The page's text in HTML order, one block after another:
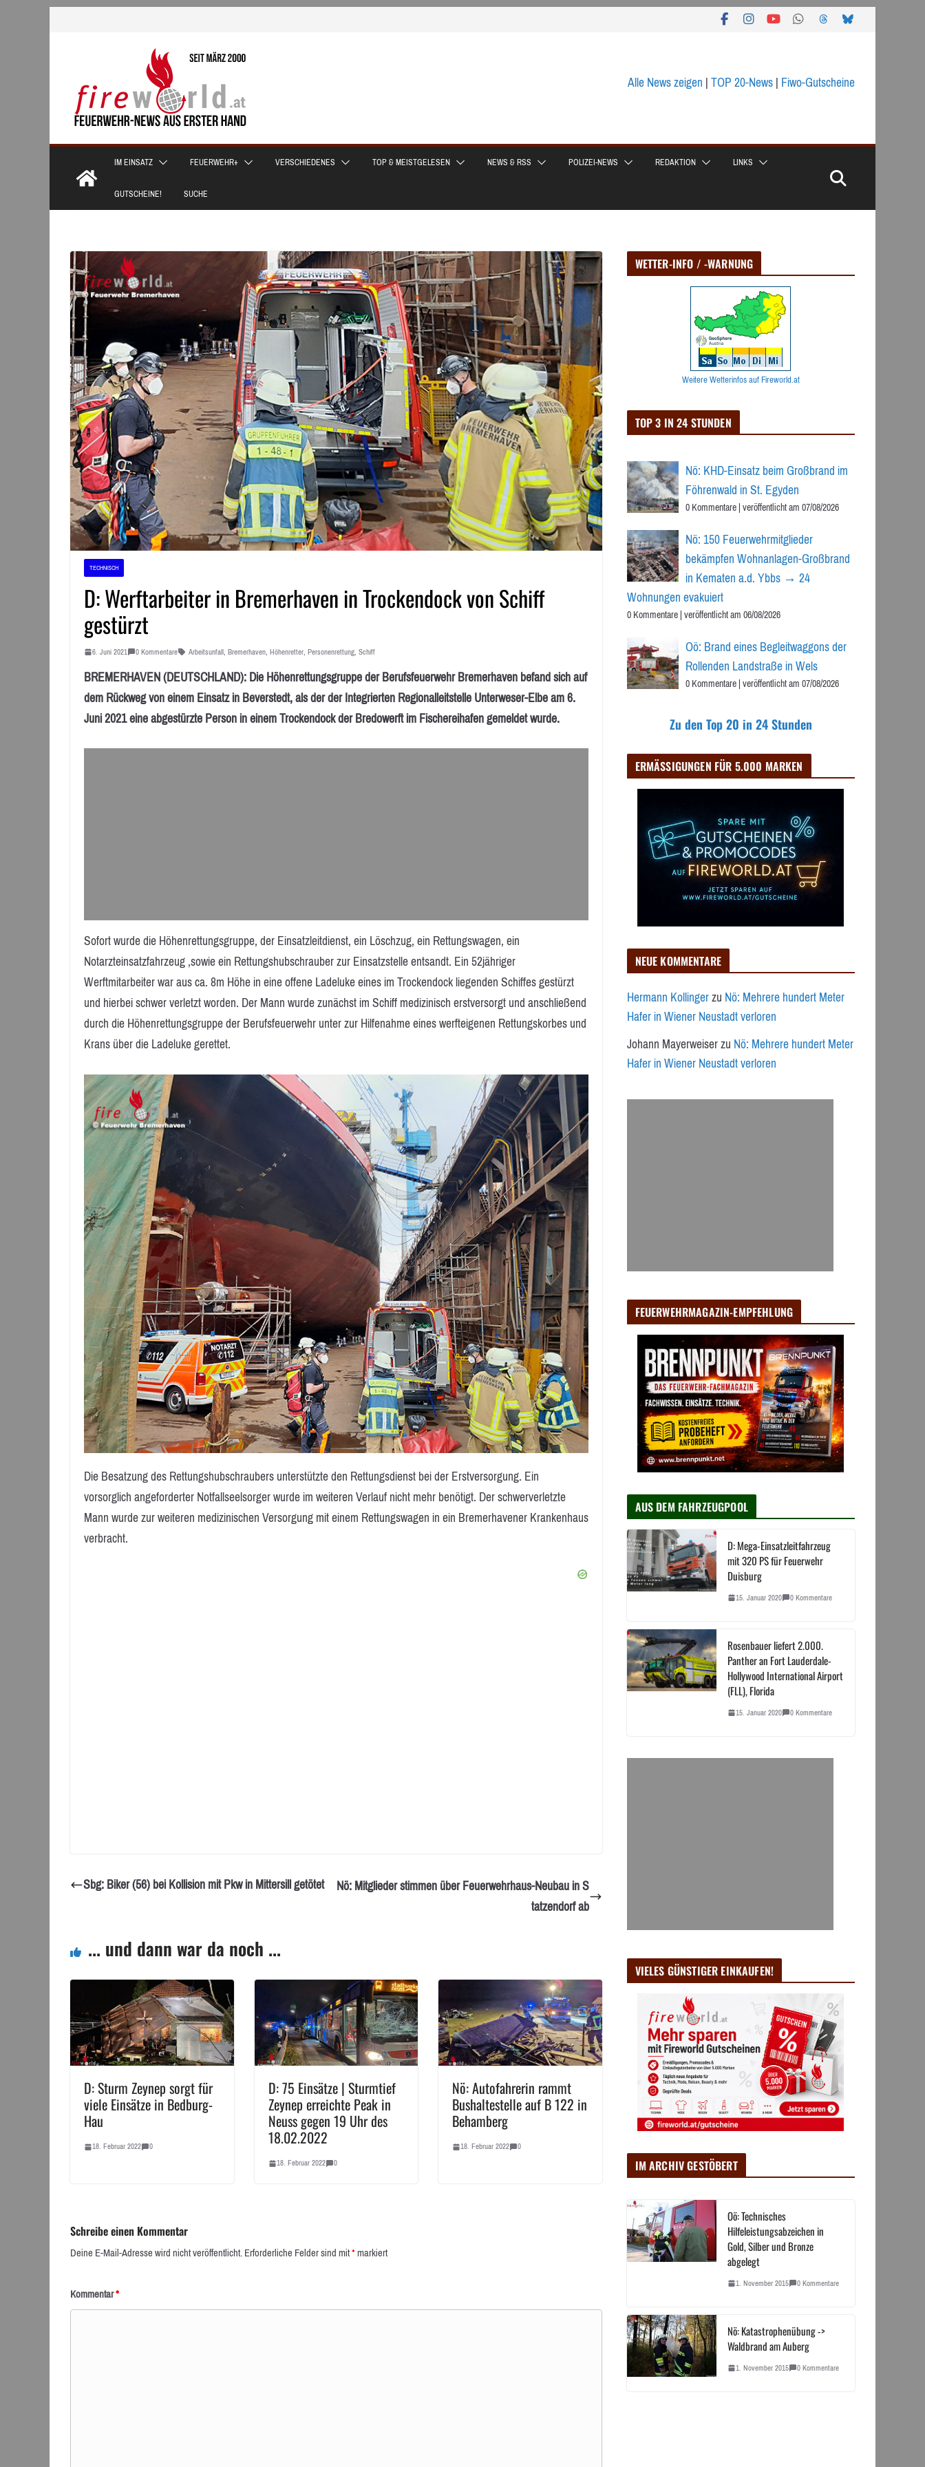
Alle News zeigen|TOP 20-News|Fiwo-Gutscheine
IM EINSATZ FEUERWEHR+ VERSCHIEDENES TOP & MEISTGELESEN NEWS & RSS POLIZEI-NEWS REDAKTION LINKS
GUTSCHEINE! SUCHE
TECHNISCH
D: Werftarbeiter in Bremerhaven in Trockendock von Schiff
gestürzt
6. Juni 2021 0 Kommentare Arbeitsunfall, Bremerhaven, Höhenretter, Personenrettung, Schiff
BREMERHAVEN (DEUTSCHLAND): Die Höhenrettungsgruppe der Berufsfeuerwehr Bremerhaven befand sich auf
dem Rückweg von einem Einsatz in Beverstedt, als der der Integrierten Regionalleitstelle Unterweser-Elbe am 6.
Juni 2021 eine abgestürzte Person in einem Trockendock der Bredowerft im Fischereihafen gemeldet wurde.
Sofort wurde die Höhenrettungsgruppe, der Einsatzleitdienst, ein Löschzug, ein Rettungswagen, ein
Notarzteinsatzfahrzeug ,sowie ein Rettungshubschrauber zur Einsatzstelle entsandt. Ein 52jähriger
Werftmitarbeiter war aus ca. 8m Höhe in eine offene Ladeluke eines im Trockendock liegenden Schiffes gestürzt
und hierbei schwer verletzt worden. Der Mann wurde zunächst im Schiff medizinisch erstversorgt und anschließend
durch die Höhenrettungsgruppe der Berufsfeuerwehr unter zur Hilfenahme eines werfteigenen Rettungskorbes und
Krans über die Ladeluke gerettet.
Die Besatzung des Rettungshubschraubers unterstützte den Rettungsdienst bei der Erstversorgung. Ein
vorsorglich angeforderter Notfallseelsorger wurde im weiteren Verlauf nicht mehr benötigt. Der schwerverletzte
Mann wurde zur weiteren medizinischen Versorgung mit einem Rettungswagen in ein Bremerhavener Krankenhaus
verbracht.
Sbg: Biker (56) bei Kollision mit Pkw in Mittersill getötet Nö: Mitglieder stimmen über Feuerwehrhaus-Neubau in S
tatzendorf ab
... und dann war da noch ...
D: Sturm Zeynep sorgt für
viele Einsätze in Bedburg-
Hau
18. Februar 2022 0
D: 75 Einsätze | Sturmtief
Zeynep erreichte Peak in
Neuss gegen 19 Uhr des
18.02.2022
18. Februar 2022 0
Nö: Autofahrerin rammt
Bushaltestelle auf B 122 in
Behamberg
18. Februar 2022 0
Schreibe einen Kommentar
Deine E-Mail-Adresse wird nicht veröffentlicht.Erforderliche Felder sind mit*markiert
Kommentar*
WETTER-INFO / -WARNUNG
Weitere Wetterinfos auf Fireworld.at
TOP 3 IN 24 STUNDEN
Nö: KHD-Einsatz beim Großbrand im
Föhrenwald in St. Egyden
0 Kommentare|veröffentlicht am 07/08/2026
Nö: 150 Feuerwehrmitglieder
bekämpfen Wohnanlagen-Großbrand
in Kematen a.d. Ybbs → 24
Wohnungen evakuiert
0 Kommentare|veröffentlicht am 06/08/2026
Oö: Brand eines Begleitwaggons der
Rollenden Landstraße in Wels
0 Kommentare|veröffentlicht am 07/08/2026
Zu den Top 20 in 24 Stunden
ERMÄSSIGUNGEN FÜR 5.000 MARKEN
NEUE KOMMENTARE
Hermann KollingerzuNö: Mehrere hundert Meter
Hafer in Wiener Neustadt verloren
Johann MayerweiserzuNö: Mehrere hundert Meter
Hafer in Wiener Neustadt verloren
FEUERWEHRMAGAZIN-EMPFEHLUNG
AUS DEM FAHRZEUGPOOL
D: Mega-Einsatzleitfahrzeug
mit 320 PS für Feuerwehr
Duisburg
15. Januar 2020 0 Kommentare
Rosenbauer liefert 2.000.
Panther an Fort Lauderdale-
Hollywood International Airport
(FLL), Florida
15. Januar 2020 0 Kommentare
VIELES GÜNSTIGER EINKAUFEN!
IM ARCHIV GESTÖBERT
Oö: Technisches
Hilfeleistungsabzeichen in
Gold, Silber und Bronze
abgelegt
1. November 2015 0 Kommentare
Nö: Katastrophenübung ->
Waldbrand am Auberg
1. November 2015 0 Kommentare